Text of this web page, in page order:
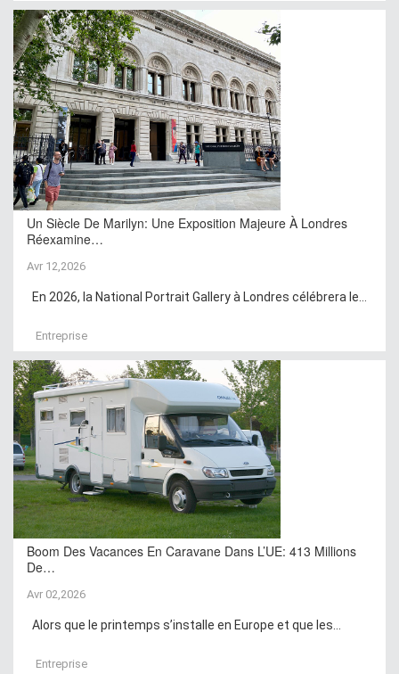
Un Siècle De Marilyn: Une Exposition Majeure À Londres
Réexamine…
Avr 12,2026
En 2026, la National Portrait Gallery à Londres célébrera le...
Entreprise
Boom Des Vacances En Caravane Dans L’UE: 413 Millions
De…
Avr 02,2026
Alors que le printemps s’installe en Europe et que les...
Entreprise